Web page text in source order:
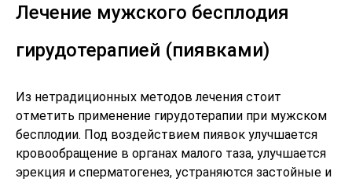
Лечение мужского бесплодия
гирудотерапией (пиявками)
Из нетрадиционных методов лечения стоит
отметить применение гирудотерапии при мужском
бесплодии. Под воздействием пиявок улучшается
кровообращение в органах малого таза, улучшается
эрекция и сперматогенез, устраняются застойные и